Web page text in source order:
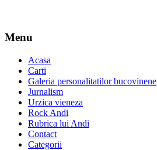
Menu
Acasa
Carti
Galeria personalitatilor bucovinene
Jurnalism
Urzica vieneza
Rock Andi
Rubrica lui Andi
Contact
Categorii